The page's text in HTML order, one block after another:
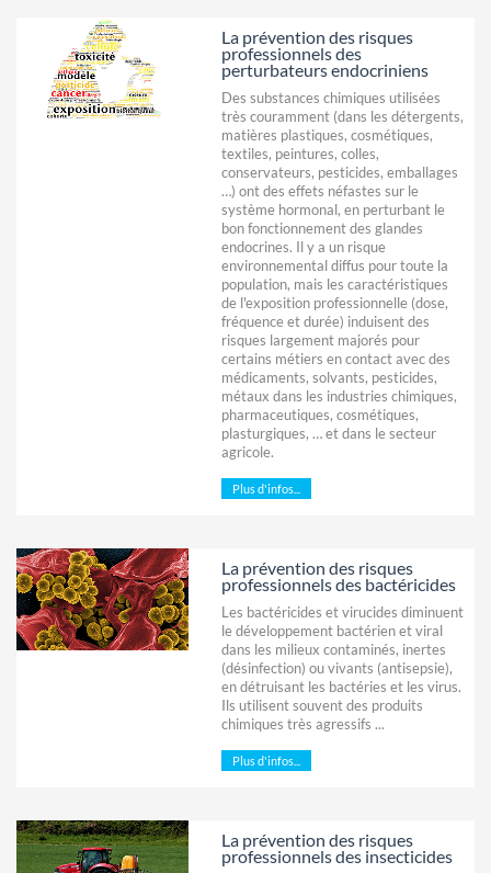
La prévention des risques
professionnels des
perturbateurs endocriniens
Des substances chimiques utilisées
très couramment (dans les détergents,
matières plastiques, cosmétiques,
textiles, peintures, colles,
conservateurs, pesticides, emballages
…) ont des effets néfastes sur le
système hormonal, en perturbant le
bon fonctionnement des glandes
endocrines. Il y a un risque
environnemental diffus pour toute la
population, mais les caractéristiques
de l'exposition professionnelle (dose,
fréquence et durée) induisent des
risques largement majorés pour
certains métiers en contact avec des
médicaments, solvants, pesticides,
métaux dans les industries chimiques,
pharmaceutiques, cosmétiques,
plasturgiques, … et dans le secteur
agricole.
Plus d'infos...
La prévention des risques
professionnels des bactéricides
Les bactéricides et virucides diminuent
le développement bactérien et viral
dans les milieux contaminés, inertes
(désinfection) ou vivants (antisepsie),
en détruisant les bactéries et les virus.
Ils utilisent souvent des produits
chimiques très agressifs ...
Plus d'infos...
La prévention des risques
professionnels des insecticides